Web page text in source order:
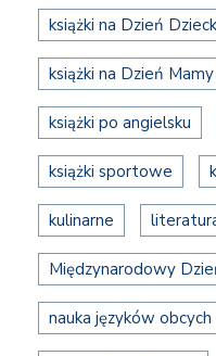
książki na Dzień
książki na Dzień Mamy
książki po angielsku
książki sportowe
kulinarne
Międzynarodowy
nauka języków obcych